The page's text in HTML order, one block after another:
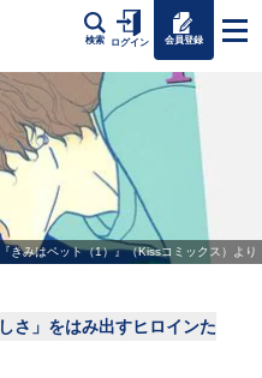
検索 ログイン 会員登録
きみはペット（1）』（Kissコミックス）より
さ」をはみ出すヒロインた